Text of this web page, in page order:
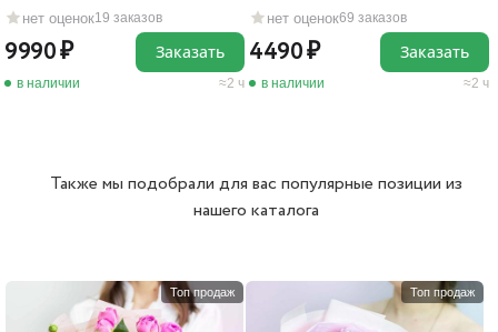
нет оценок19 заказов
9990
в наличии 2 ч
Заказать
нет оценок69 заказов
4490
в наличии 2 ч
Заказать
Также мы подобрали для вас популярные позиции из
нашего каталога
Топ продаж Топ продаж